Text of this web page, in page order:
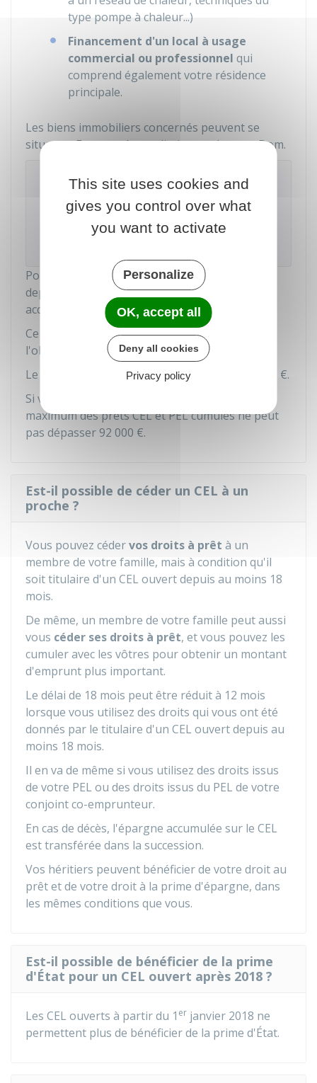
type pompe à chaleur...)
Financement d'un local à usage
commercial ou professionnel qui
comprend également votre résidence
principale.
Les biens immobiliers concernés peuvent se
situer en France métropolitaine ou dans un Dom.
Attention
La banque peut exiger le remboursement
immédiat du prêt si vous l'utilisez pour financer
une opération qui ne fait pas partie des
Pour obtenir le prêt, votre CEL doit être ouvert
depuis au moins 18 mois, et vous devez avoir
acquis un montant minimum d'intérêts.
Ce montant est de75 €,37 €, ou22,5 €
l'objet du financement.
Le montant maximum duprêt CEL 23 000 €.
Si vous disposez aussi d'un PEL, le montant
maximum des prêts CEL et PEL cumulés ne peut
pas dépasser92 000 €.
Est-il possible de céder un CEL à un
proche ?
Vous pouvez cédervos droits à prêt à un
membre de votre famille, mais à condition qu'il
soit titulaire d'un CEL ouvert depuis au moins 18
mois.
De même, un membre de votre famille peut aussi
vous céder ses droits à prêt, et vous pouvez les
cumuler avec les vôtres pour obtenir un montant
d'emprunt plus important.
Le délai de 18 mois peut être réduit à 12 mois
lorsque vous utilisez des droits qui vous ont été
donnés par le titulaire d'un CEL ouvert depuis au
moins 18 mois.
Il en va de même si vous utilisez des droits issus
de votre PEL ou des droits issus du PEL de votre
conjoint co-emprunteur.
En cas de décès, l'épargne accumulée sur le CEL
est transférée dans la succession.
Vos héritiers peuvent bénéficier de votre droit au
prêt et de votre droit à la prime d'épargne, dans
les mêmes conditions que vous.
Est-il possible de bénéficier de la prime
d'État pour un CEL ouvert après 2018 ?
Les CEL ouverts à partir du 1 er janvier 2018 ne
permettent plus de bénéficier de la prime d'État.
This site uses cookies and
gives you control over what
you want to activate
Personalize
OK, accept all
Deny all cookies
Privacy policy